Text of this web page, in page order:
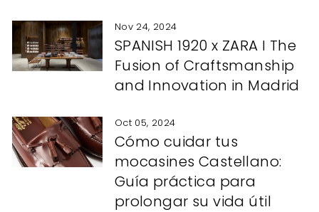
Nov 24, 2024
SPANISH 1920 x ZARA I The
Fusion of Craftsmanship
and Innovation in Madrid
Oct 05, 2024
Cómo cuidar tus
mocasines Castellano:
Guía práctica para
prolongar su vida útil